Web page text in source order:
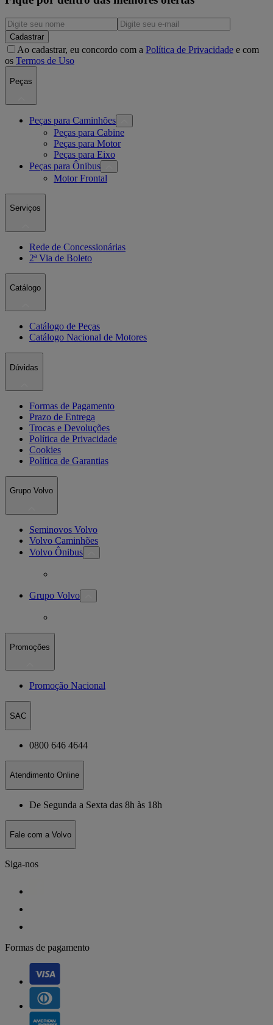
Cadastrar
Ao cadastrar, eu concordo com a Política de Privacidade e com
os Termos de Uso
Peças
Peças para Caminhões
Peças para Cabine
Peças para Motor
Peças para Eixo
Peças para Ônibus
Motor Frontal
Serviços
Rede de Concessionárias
2ª Via de Boleto
Catálogo
Catálogo de Peças
Catálogo Nacional de Motores
Dúvidas
Formas de Pagamento
Prazo de Entrega
Trocas e Devoluções
Política de Privacidade
Cookies
Política de Garantias
Grupo Volvo
Seminovos Volvo
Volvo Caminhões
Volvo Ônibus
Grupo Volvo
Promoções
Promoção Nacional
SAC
0800 646 4644
Atendimento Online
De Segunda a Sexta das 8h às 18h
Fale com a Volvo
Siga-nos
Formas de pagamento